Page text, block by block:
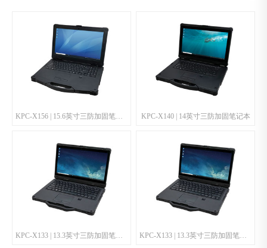
KPC-X156 | 15.6英寸三防加固笔记本 KPC-X140 | 14英寸三防加固笔记本
KPC-X133 | 13.3英寸三防加固笔记本 KPC-X133 | 13.3英寸三防加固笔记本